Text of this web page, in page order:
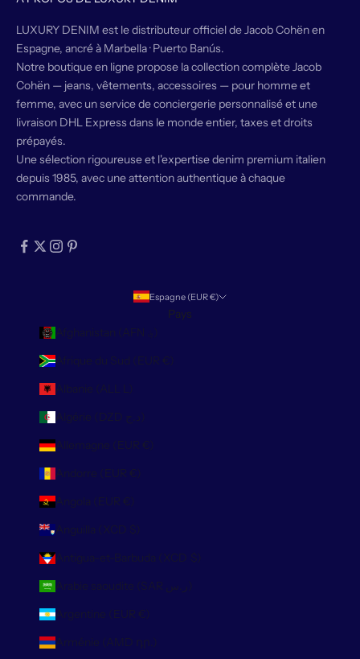
LUXURY DENIM est le distributeur officiel de Jacob Cohën en
Espagne, ancré à Marbella · Puerto Banús.
Notre boutique en ligne propose la collection complète Jacob
Cohën — jeans, vêtements, accessoires — pour homme et
femme, avec un service de conciergerie personnalisé et une
livraison DHL Express dans le monde entier, taxes et droits
prépayés.
Une sélection rigoureuse et l'expertise denim premium italien
depuis 1985, avec une attention authentique à chaque
commande.
Espagne (EUR €)
Pays
Afghanistan (AFN ؋)
Afrique du Sud (EUR €)
Albanie (ALL L)
Algérie (DZD د.ج)
Allemagne (EUR €)
Andorre (EUR €)
Angola (EUR €)
Anguilla (XCD $)
Antigua-et-Barbuda (XCD $)
Arabie saoudite (SAR ر.س)
Argentine (EUR €)
Arménie (AMD դր.)